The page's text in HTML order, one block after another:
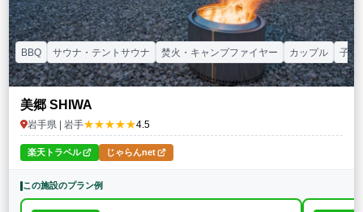
美郷 SHIWA
岩手県 | 岩手★★★★★4.5
BBQ サウナ・テントサウナ 焚火・キャンプファイヤー カップル 子連
楽天トラベル じゃらんnet
この施設のプラン例